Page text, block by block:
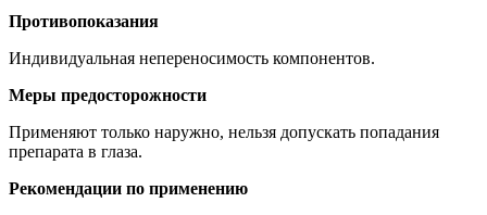
Противопоказания
Индивидуальная непереносимость компонентов.
Меры предосторожности
Применяют только наружно, нельзя допускать попадания
препарата в глаза.
Рекомендации по применению